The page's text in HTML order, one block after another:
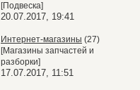
[Подвеска]
20.07.2017, 19:41
Интернет-магазины (27)
[Магазины запчастей и
разборки]
17.07.2017, 11:51